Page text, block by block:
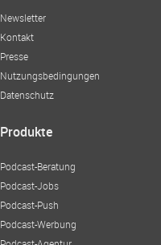
Newsletter
Kontakt
Presse
Nutzungsbedingungen
Datenschutz
Produkte
Podcast-Beratung
Podcast-Jobs
Podcast-Push
Podcast-Werbung